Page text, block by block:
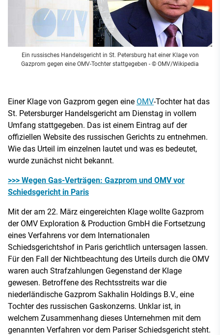
Ein russisches Handelsgericht in St. Petersburg hat einer Klage von
Gazprom gegen eine OMV-Tochter stattgegeben - © OMV/Wikipedia
Einer Klage von Gazprom gegen eine OMV-Tochter hat das
St. Petersburger Handelsgericht am Dienstag in vollem
Umfang stattgegeben. Das ist einem Eintrag auf der
offiziellen Website des russischen Gerichts zu entnehmen.
Wie das Urteil im einzelnen lautet und was es bedeutet,
wurde zunächst nicht bekannt.
>>> Wegen Gas-Verträgen: Gazprom und OMV vor
Schiedsgericht in Paris
Mit der am 22. März eingereichten Klage wollte Gazprom
der OMV Exploration & Production GmbH die Fortsetzung
eines Verfahrens vor dem Internationalen
Schiedsgerichtshof in Paris gerichtlich untersagen lassen.
Für den Fall der Nichtbeachtung des Urteils durch die OMV
waren auch Strafzahlungen Gegenstand der Klage
gewesen. Betroffene des Rechtsstreits war die
niederländische Gazprom Sakhalin Holdings B.V., eine
Tochter des russischen Gaskonzerns. Unklar ist, in
welchem Zusammenhang dieses Unternehmen mit dem
genannten Verfahren vor dem Pariser Schiedsgericht steht.